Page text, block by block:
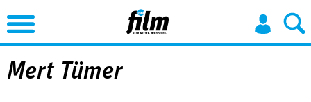
Jump to Navigation
Mert Tümer